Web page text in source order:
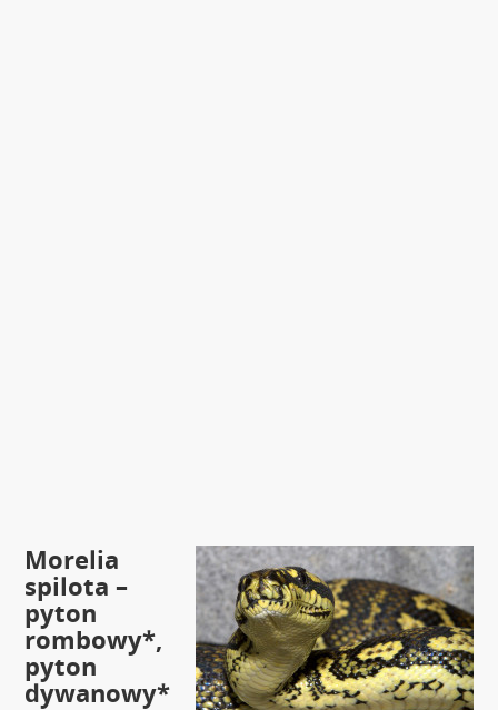
Morelia
spilota –
pyton
rombowy*,
pyton
dywanowy*